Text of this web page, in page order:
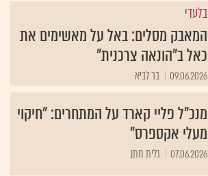
בלעדי
המאבק מסלים: באל על מאשימים את
כאל ב"הונאה צרכנית"
09.06.2026 בר לביא
מנכ"ל פליי קארד על המתחרים: "חיקוי
מעלי אקספרס"
07.06.2026 גלית חתן